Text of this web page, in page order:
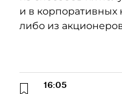
и в корпоративных
либо из
16:05